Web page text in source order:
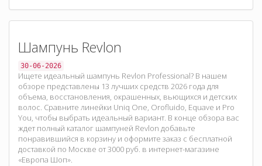
Шампунь Revlon
30-06-2026
Ищете идеальный шампунь Revlon Professional? В нашем
обзоре представлены 13 лучших средств 2026 года для
объема, восстановления, окрашенных, вьющихся и детских
волос. Сравните линейки Uniq One, Orofluido, Equave и Pro
You, чтобы выбрать идеальный вариант. В конце обзора вас
ждет полный каталог шампуней Revlon добавьте
понравившийся в корзину и оформите заказ с бесплатной
доставкой по Москве от 3000 руб. в интернет-магазине
«Европа Шоп».